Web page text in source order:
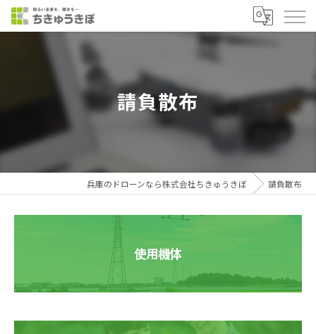
請負散布
兵庫のドローンなら株式会社ちきゅうきぼ 請負散布
使用機体